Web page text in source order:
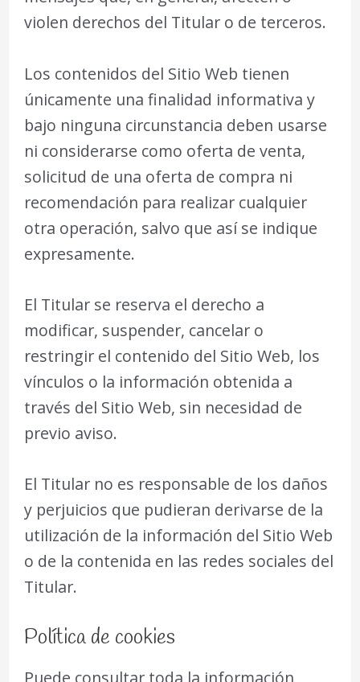
violen derechos del Titular o de terceros.
Los contenidos del Sitio Web tienen
únicamente una finalidad informativa y
bajo ninguna circunstancia deben usarse
ni considerarse como oferta de venta,
solicitud de una oferta de compra ni
recomendación para realizar cualquier
otra operación, salvo que así se indique
expresamente.
El Titular se reserva el derecho a
modificar, suspender, cancelar o
restringir el contenido del Sitio Web, los
vínculos o la información obtenida a
través del Sitio Web, sin necesidad de
previo aviso.
El Titular no es responsable de los daños
y perjuicios que pudieran derivarse de la
utilización de la información del Sitio Web
o de la contenida en las redes sociales del
Titular.
Política de cookies